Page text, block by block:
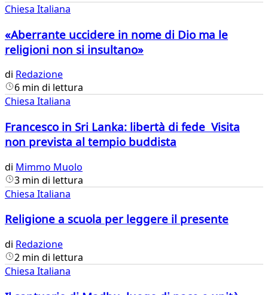
Chiesa Italiana
«Aberrante uccidere in nome di Dio ma le
religioni non si insultano»
di Redazione
6 min di lettura
Chiesa Italiana
Francesco in Sri Lanka: libertà di fede Visita
non prevista al tempio buddista
di Mimmo Muolo
3 min di lettura
Chiesa Italiana
Religione a scuola per leggere il presente
di Redazione
2 min di lettura
Chiesa Italiana